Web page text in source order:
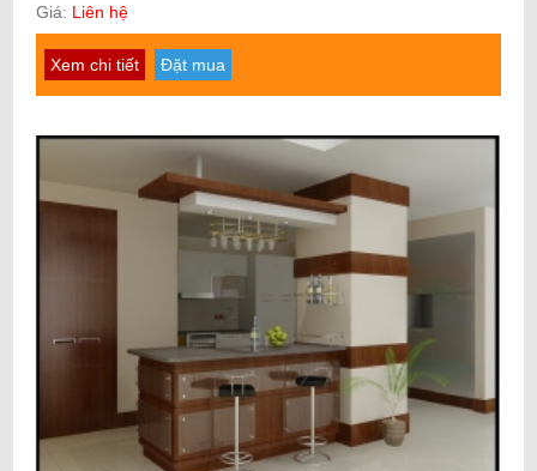
Giá: Liên hệ
Xem chi tiết Đặt mua